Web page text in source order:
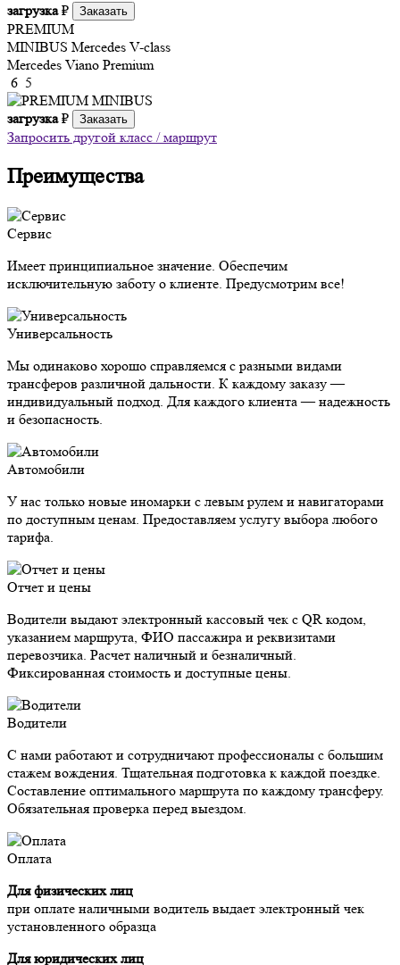
загрузка₽ Заказать
PREMIUM
MINIBUS Mercedes V-class
Mercedes Viano Premium
6 5
загрузка₽ Заказать
Запросить другой класс / маршрут
Преимущества
Сервис
Имеет принципиальное значение. Обеспечим
исключительную заботу о клиенте. Предусмотрим все!
Универсальность
Мы одинаково хорошо справляемся с разными видами
трансферов различной дальности. К каждому заказу —
индивидуальный подход. Для каждого клиента — надежность
и безопасность.
Автомобили
У нас только новые иномарки с левым рулем и навигаторами
по доступным ценам. Предоставляем услугу выбора любого
тарифа.
Отчет и цены
Водители выдают электронный кассовый чек с QR кодом,
указанием маршрута, ФИО пассажира и реквизитами
перевозчика. Расчет наличный и безналичный.
Фиксированная стоимость и доступные цены.
Водители
С нами работают и сотрудничают профессионалы с большим
стажем вождения. Тщательная подготовка к каждой поездке.
Составление оптимального маршрута по каждому трансферу.
Обязательная проверка перед выездом.
Оплата
Для физических лиц
при оплате наличными водитель выдает электронный чек
установленного образца
Для юридических лиц